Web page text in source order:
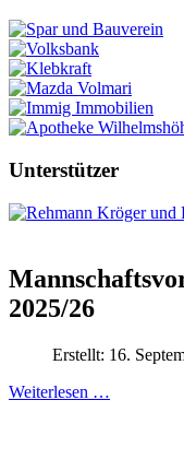
Unterstützer
2025/26
Erstellt: 16.
Weiterlesen …